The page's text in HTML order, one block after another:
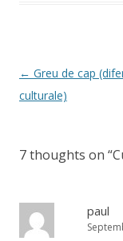
Post
navigation
← Greu de cap
culturale)
7 thoughts on “
paul